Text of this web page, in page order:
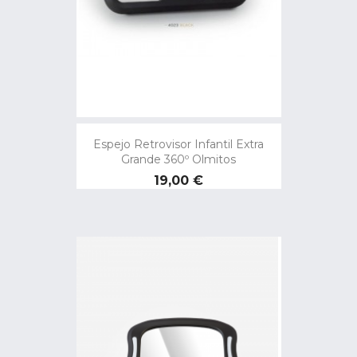
Espejo Retrovisor Infantil Extra
Grande 360º Olmitos
Precio
19,00 €